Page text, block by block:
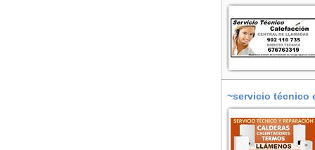
~servicio técnico